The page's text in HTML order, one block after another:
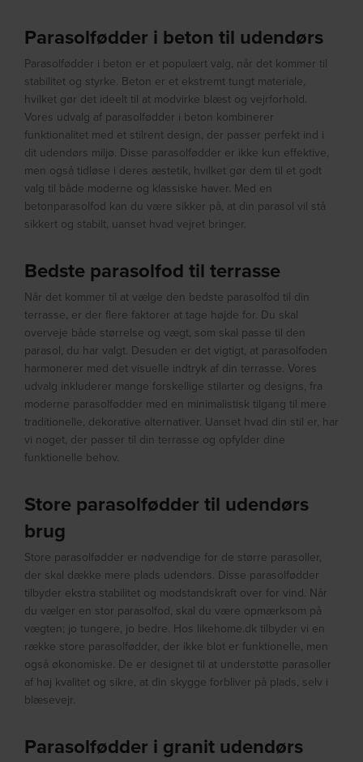
Parasolfødder i beton til udendørs
Parasolfødder i beton er et populært valg, når det kommer til
stabilitet og styrke. Beton er et ekstremt tungt materiale,
hvilket gør det ideelt til at modvirke blæst og vejrforhold.
Vores udvalg af parasolfødder i beton kombinerer
funktionalitet med et stilrent design, der passer perfekt ind i
dit udendørs miljø. Disse parasolfødder er ikke kun effektive,
men også tidløse i deres æstetik, hvilket gør dem til et godt
valg til både moderne og klassiske haver. Med en
betonparasolfod kan du være sikker på, at din parasol vil stå
sikkert og stabilt, uanset hvad vejret bringer.
Bedste parasolfod til terrasse
Når det kommer til at vælge den bedste parasolfod til din
terrasse, er der flere faktorer at tage højde for. Du skal
overveje både størrelse og vægt, som skal passe til den
parasol, du har valgt. Desuden er det vigtigt, at parasolfoden
harmonerer med det visuelle indtryk af din terrasse. Vores
udvalg inkluderer mange forskellige stilarter og designs, fra
moderne parasolfødder med en minimalistisk tilgang til mere
traditionelle, dekorative alternativer. Uanset hvad din stil er, har
vi noget, der passer til din terrasse og opfylder dine
funktionelle behov.
Store parasolfødder til udendørs
brug
Store parasolfødder er nødvendige for de større parasoller,
der skal dække mere plads udendørs. Disse parasolfødder
tilbyder ekstra stabilitet og modstandskraft over for vind. Når
du vælger en stor parasolfod, skal du være opmærksom på
vægten; jo tungere, jo bedre. Hos likehome.dk tilbyder vi en
række store parasolfødder, der ikke blot er funktionelle, men
også økonomiske. De er designet til at understøtte parasoller
af høj kvalitet og sikre, at din skygge forbliver på plads, selv i
blæsevejr.
Parasolfødder i granit udendørs